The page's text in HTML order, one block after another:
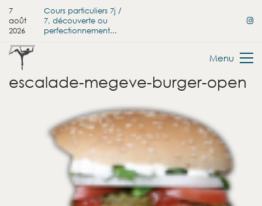
7
août
2026
Cours particuliers 7j /
7, découverte ou
perfectionnement...
Menu
escalade-megeve-burger-open